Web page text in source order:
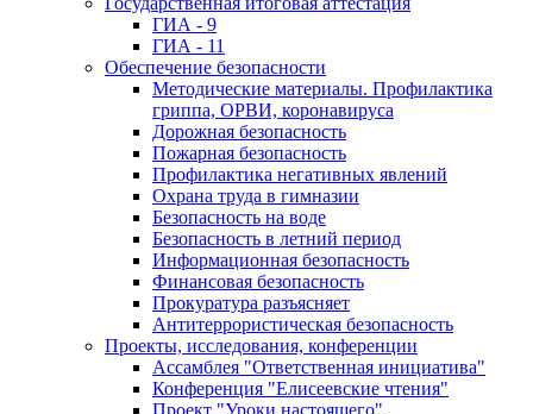
ГИА - 9
ГИА - 11
Обеспечение безопасности
Методические материалы. Профилактика
гриппа, ОРВИ, коронавируса
Дорожная безопасность
Пожарная безопасность
Профилактика негативных явлений
Охрана труда в гимназии
Безопасность на воде
Безопасность в летний период
Информационная безопасность
Финансовая безопасность
Прокуратура разъясняет
Антитеррористическая безопасность
Проекты, исследования, конференции
Ассамблея "Ответственная инициатива"
Конференция "Елисеевские чтения"
Проект "Уроки настоящего"